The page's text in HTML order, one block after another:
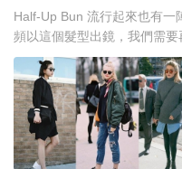
Half-Up Bun 流行起來也有一
頻以這個髮型出鏡，我們需要